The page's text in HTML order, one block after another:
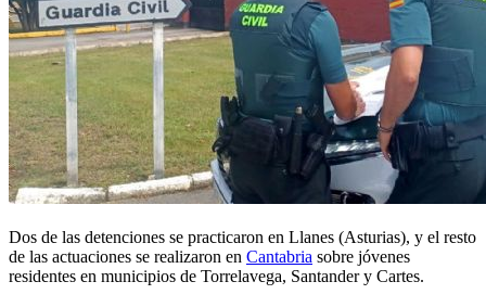
Dos de las detenciones se practicaron en Llanes (Asturias), y el resto
de las actuaciones se realizaron en Cantabria sobre jóvenes
residentes en municipios de Torrelavega, Santander y Cartes.